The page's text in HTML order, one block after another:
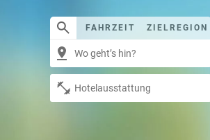
FAHRZEIT ZIELREGION